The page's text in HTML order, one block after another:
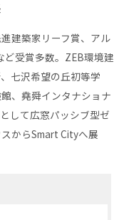
建築家リーフ賞、アル
ど受賞多数。ZEB環境建
七沢希望の丘初等学
、堯舜インタナショナ
して広窓パッシブ型ゼ
からSmart Cityへ展